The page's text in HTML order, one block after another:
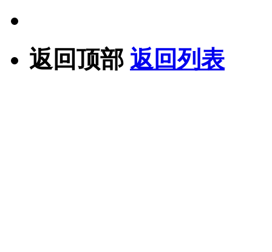
返回顶部 返回列表